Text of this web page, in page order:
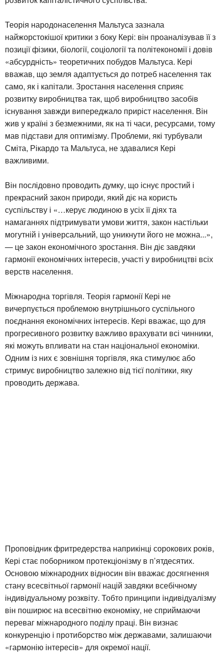
Теорія народонаселення Мальтуса зазнала
найжорстокішої критики з боку Кері: він проаналізував її з
позиції фізики, біології, соціології та політекономії і довів
«абсурдність» теоретичних побудов Мальтуса. Кері
вважав, що земля адаптується до потреб населення так
само, як і капітали. Зростання населення сприяє
розвитку виробництва так, щоб виробництво засобів
існування завжди випереджало приріст населення. Він
жив у країні з безмежними, як на ті часи, ресурсами, тому
мав підстави для оптимізму. Проблеми, які турбували
Сміта, Рікардо та Мальтуса, не здавалися Кері
важливими.
Він послідовно проводить думку, що існує простий і
прекрасний закон природи, який діє на користь
суспільству і «…керує людиною в усіх її діях та
намаганнях підтримувати умови життя, закон настільки
могутній і універсальний, що уникнути його не можна...»,
— це закон економічного зростання. Він діє завдяки
гармонії економічних інтересів, участі у виробництві всіх
верств населення.
Міжнародна торгівля. Теорія гармонії Кері не
вичерпується проблемою внутрішнього суспільного
поєднання економічних інтересів. Кері вважає, що для
прогресивного розвитку важливо врахувати всі чинники,
які можуть впливати на стан національної економіки.
Одним із них є зовнішня торгівля, яка стимулює або
стримує виробництво залежно від тієї політики, яку
проводить держава.
Проповідник фритредерства наприкінці сорокових років,
Кері стає поборником протекціонізму в п’ятдесятих.
Основою міжнародних відносин він вважає досягнення
стану всесвітньої гармонії націй завдяки всебічному
індивідуальному розквіту. Тобто принципи індивідуалізму
він поширює на всесвітню економіку, не сприймаючи
переваг міжнародного поділу праці. Він визнає
конкуренцію і протиборство між державами, залишаючи
«гармонію інтересів» для окремої нації.